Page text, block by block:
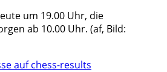
um 19.00 Uhr, die
ab 10.00 Uhr. (af, Bild:
auf chess-results